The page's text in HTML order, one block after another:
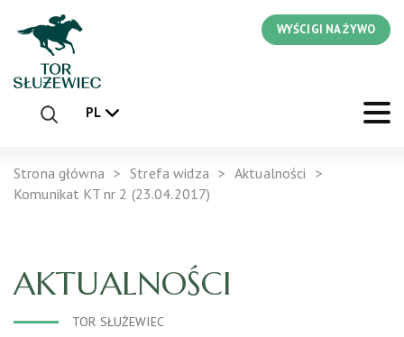
WYŚCIGI NA ŻYWO
PL
Strona główna Strefa widza
Aktualności
Komunikat KT nr 2 (23.04.2017)
AKTUALNOŚCI
TOR SŁUŻEWIEC